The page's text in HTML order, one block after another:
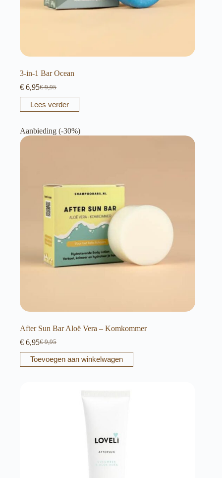
3-in-1 Bar Ocean
€9,95
Oorspronkelijke
prijs
was:
€ 6,95Huidige
prijs
is:
Lees verder
Aanbieding (-30%)
After Sun Bar Aloë Vera – Komkommer
€9,95
Oorspronkelijke
prijs
was:
€ 6,95Huidige
prijs
is:
Toevoegen aan winkelwagen